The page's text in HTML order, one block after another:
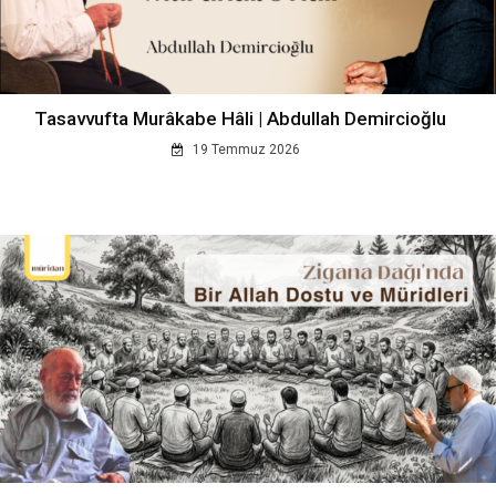
Tasavvufta Murâkabe Hâli | Abdullah Demircioğlu
19 Temmuz 2026